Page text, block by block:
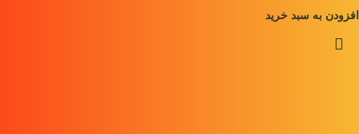
افزودن به سبد خرید